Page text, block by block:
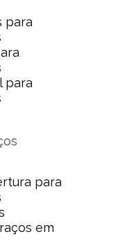
para
para
para
em